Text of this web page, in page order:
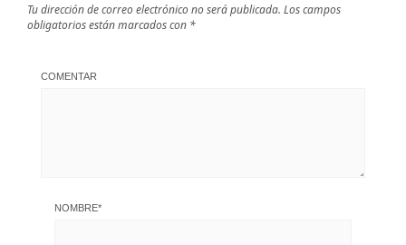
Tu dirección de correo electrónico no será publicada. Los campos
obligatorios están marcados con *
COMENTAR
NOMBRE*